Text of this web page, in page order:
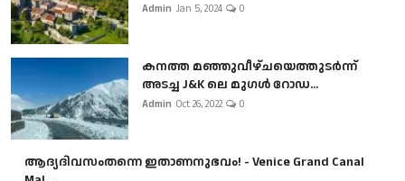
Admin Jan 5, 2024 0
കനത്ത മഞ്ഞുവീഴ്ചയെത്തുടർന്ന്
അടച്ച J&K ലെ മുഗൾ റോഡ...
Admin Oct 26, 2022 0
ആദ്യദിവസംതന്നെ ഇതാണനുഭവം! - Venice Grand Canal